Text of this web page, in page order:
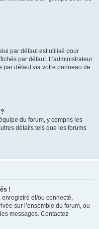
par défaut est utilisé pour
par défaut. L’administrateur
par défaut via votre panneau de
du forum, y compris les
détails tels que les forums
!
enregistré et/ou connecté,
sur l’ensemble du forum, ou
messages. Contactez